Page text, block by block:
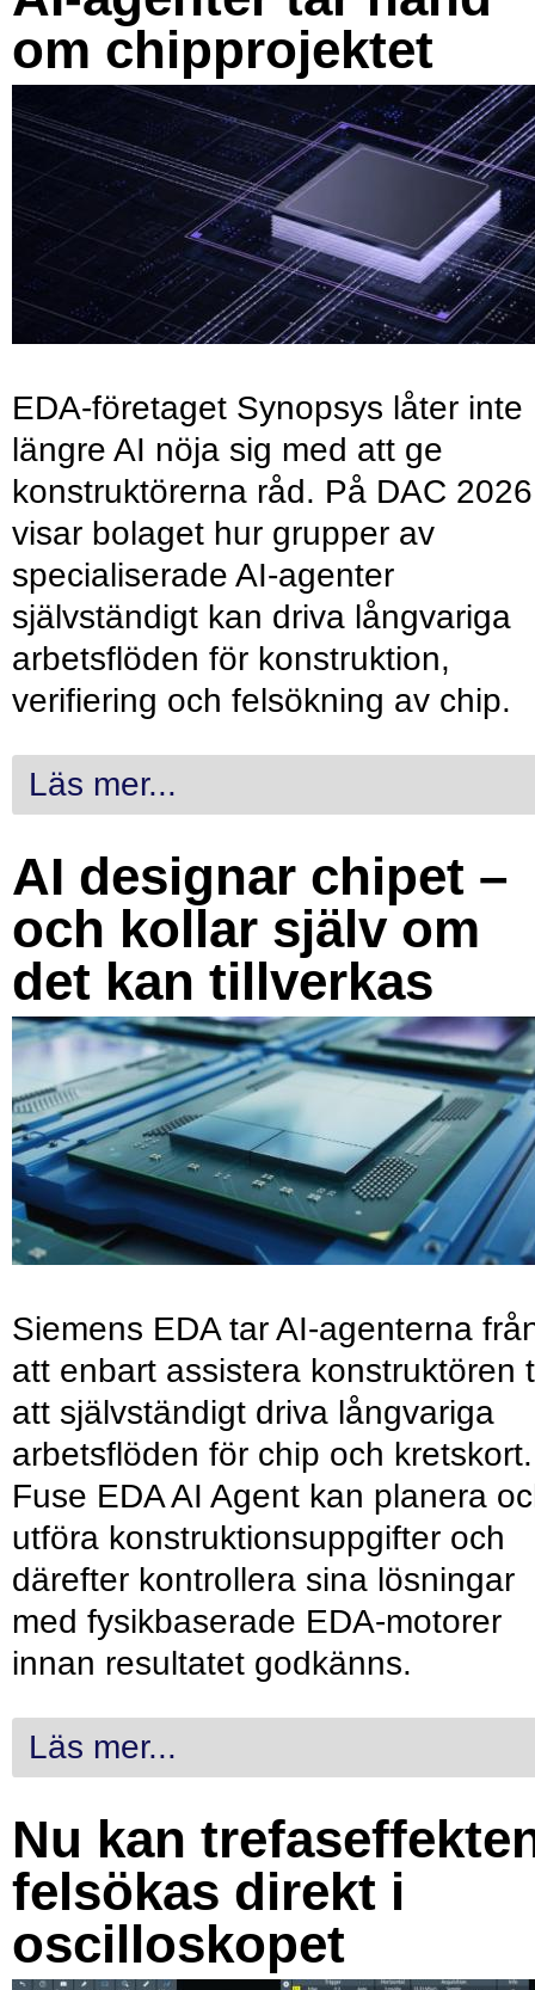
om chipprojektet
EDA-företaget Synopsys låter inte
längre AI nöja sig med att ge
konstruktörerna råd. På DAC 2026
visar bolaget hur grupper av
specialiserade AI-agenter
självständigt kan driva långvariga
arbetsflöden för konstruktion,
verifiering och felsökning av chip.
Läs mer...
AI designar chipet –
och kollar själv om
det kan tillverkas
Siemens EDA tar AI-agenterna
att enbart assistera konstruktören
att självständigt driva långvariga
arbetsflöden för chip och kretskort.
Fuse EDA AI Agent kan planera
utföra konstruktionsuppgifter och
därefter kontrollera sina lösningar
med fysikbaserade EDA-motorer
innan resultatet godkänns.
Läs mer...
Nu kan
felsökas direkt i
oscilloskopet